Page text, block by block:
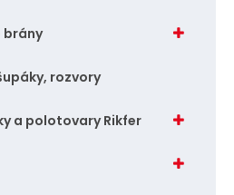
brány
rozvory
a polotovary Rikfer